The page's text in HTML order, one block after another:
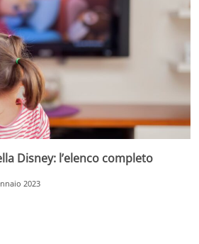
Disney: l’elenco completo
2023